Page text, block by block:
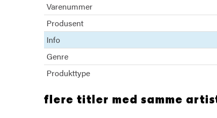
Varenummer
Produsent
Info
Genre
Produkttype
flere titler med samme